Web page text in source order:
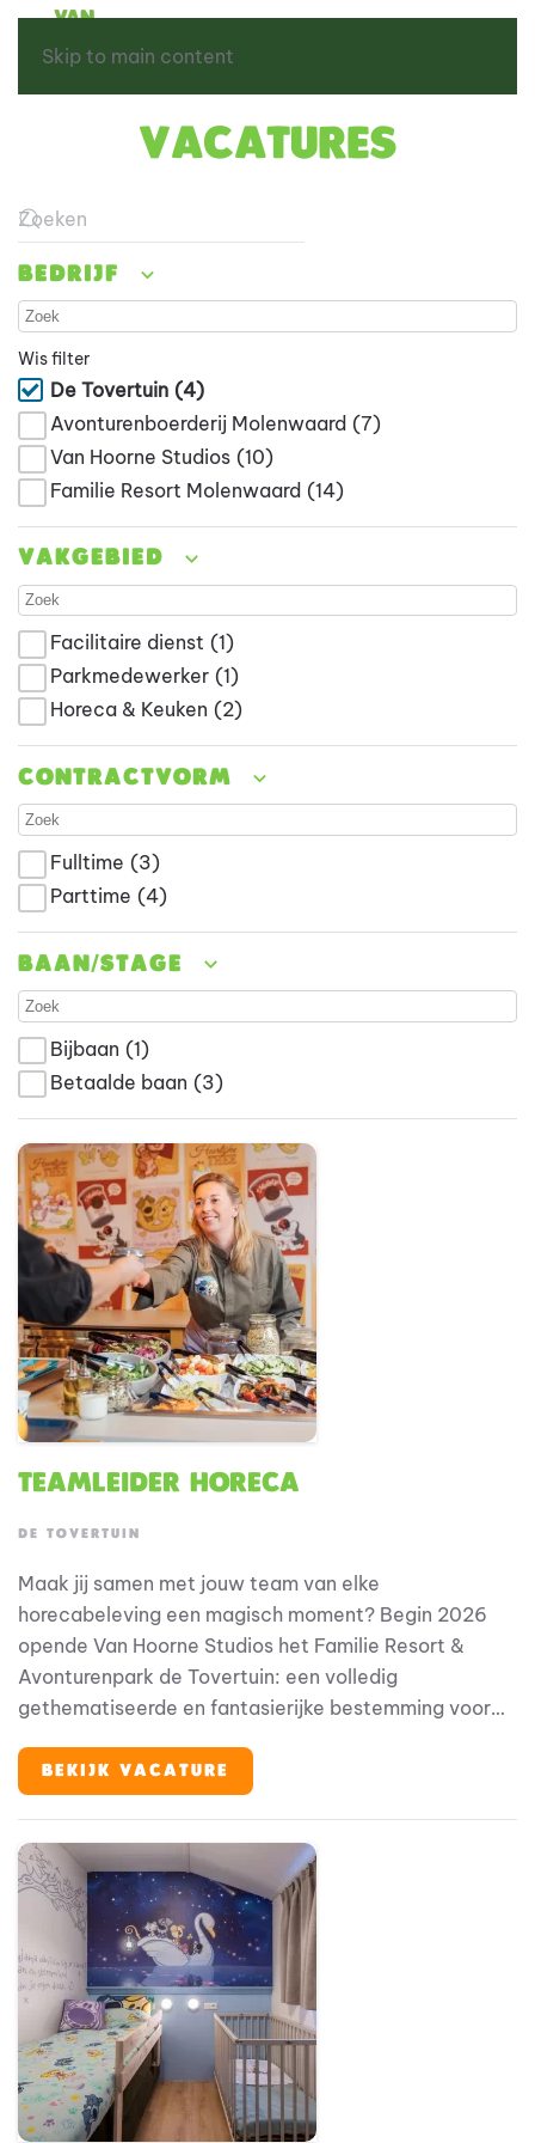
Skip to main content
Vacatures
Bedrijf
Wis filter
De Tovertuin (4)
Avonturenboerderij Molenwaard (7)
Van Hoorne Studios (10)
Familie Resort Molenwaard (14)
Vakgebied
Facilitaire dienst (1)
Parkmedewerker (1)
Horeca & Keuken (2)
Contractvorm
Fulltime (3)
Parttime (4)
Baan/stage
Bijbaan (1)
Betaalde baan (3)
Teamleider Horeca
DE TOVERTUIN
Maak jij samen met jouw team van elke
horecabeleving een magisch moment? Begin 2026
opende Van Hoorne Studios het Familie Resort &
Avonturenpark de Tovertuin: een volledig
gethematiseerde en fantasierijke bestemming voor
omgeving speelt horeca een belangrijke rol in de
totale gastbeleving.
BEKIJK VACATURE